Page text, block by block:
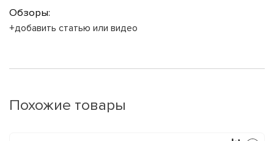
Обзоры:
+добавить статью или видео
Похожие товары